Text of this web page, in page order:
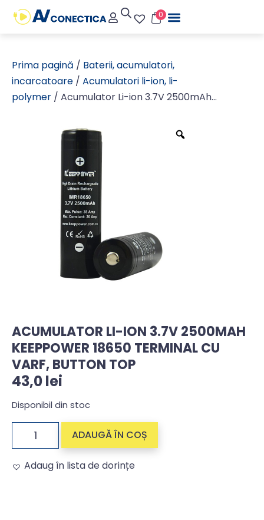
0
Prima pagină / Baterii, acumulatori,
incarcatoare / Acumulatori li-ion, li-
polymer / Acumulator Li-ion 3.7V 2500mAh
ACUMULATOR LI-ION 3.7V 2500MAH
KEEPPOWER 18650 TERMINAL CU
VARF, BUTTON TOP
43,0lei
Disponibil din stoc
ADAUGĂ ÎN COȘ
Adaug în lista de dorințe